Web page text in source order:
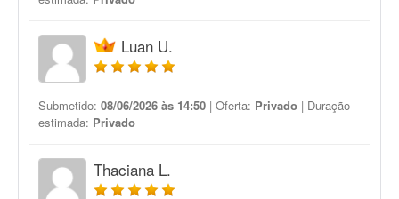
Luan U.
Submetido: 08/06/2026 às 14:50 | Oferta: Privado | Duração
estimada: Privado
Thaciana L.